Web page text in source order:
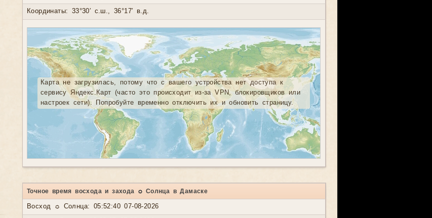
Координаты: 33°30′ с.ш., 36°17′ в.д.
Карта не загрузилась, потому что с вашего устройства нет доступа к
сервису Яндекс.Карт (часто это происходит из-за VPN, блокировщиков или
настроек сети). Попробуйте временно отключить их и обновить страницу.
Точное время восхода и захода ☼ Солнца в Дамаске
Восход ☼ Солнца: 05:52:40 07-08-2026